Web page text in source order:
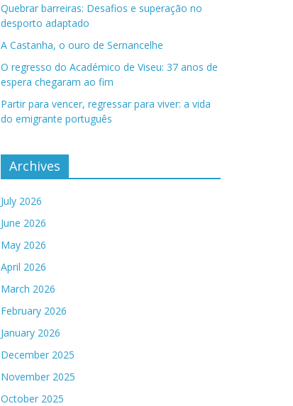
Quebrar barreiras: Desafios e superação no
desporto adaptado
A Castanha, o ouro de Sernancelhe
O regresso do Académico de Viseu: 37 anos de
espera chegaram ao fim
Partir para vencer, regressar para viver: a vida
do emigrante português
Archives
July 2026
June 2026
May 2026
April 2026
March 2026
February 2026
January 2026
December 2025
November 2025
October 2025